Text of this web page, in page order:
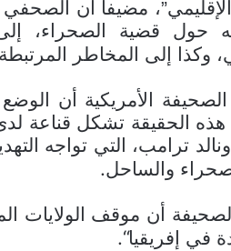
الإقليمي”، مضيفا أن
حول قضية الصحراء، إلى
وكذا إلى المخاطر
الأمريكية أن
الحقيقة تشكل قناعة
ترامب، التي تواجه
والساحل.
أن موقف الولايات
في إفريقيا“.